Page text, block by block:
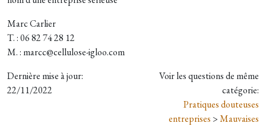
Marc Carlier
T. : 06 82 74 28 12
M. : marcc@cellulose-igloo.com
Dernière mise à jour:
22/11/2022
Voir les questions de même
catégorie:
Pratiques douteuses
entreprises >Mauvaises